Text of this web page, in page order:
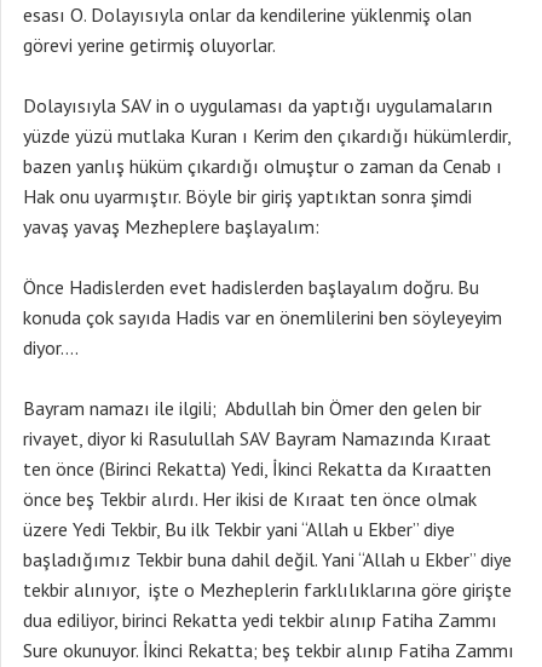
esası O. Dolayısıyla onlar da kendilerine yüklenmiş olan
görevi yerine getirmiş oluyorlar.
Dolayısıyla SAV in o uygulaması da yaptığı uygulamaların
yüzde yüzü mutlaka Kuran ı Kerim den çıkardığı hükümlerdir,
bazen yanlış hüküm çıkardığı olmuştur o zaman da Cenab ı
Hak onu uyarmıştır. Böyle bir giriş yaptıktan sonra şimdi
yavaş yavaş Mezheplere başlayalım:
Önce Hadislerden evet hadislerden başlayalım doğru. Bu
konuda çok sayıda Hadis var en önemlilerini ben söyleyeyim
diyor….
Bayram namazı ile ilgili; Abdullah bin Ömer den gelen bir
rivayet, diyor ki Rasulullah SAV Bayram Namazında Kıraat
ten önce (Birinci Rekatta) Yedi, İkinci Rekatta da Kıraatten
önce beş Tekbir alırdı. Her ikisi de Kıraat ten önce olmak
üzere Yedi Tekbir, Bu ilk Tekbir yani “Allah u Ekber” diye
başladığımız Tekbir buna dahil değil. Yani “Allah u Ekber” diye
tekbir alınıyor, işte o Mezheplerin farklılıklarına göre girişte
dua ediliyor, birinci Rekatta yedi tekbir alınıp Fatiha Zammı
Sure okunuyor. İkinci Rekatta; beş tekbir alınıp Fatiha Zammı